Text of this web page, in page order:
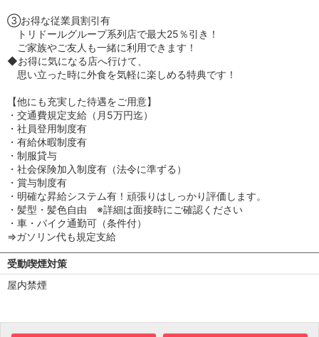
③お得な従業員割引有
トリドールグループ系列店で最大25％引き！
ご家族やご友人も一緒に利用できます！
◆お得に気になる店へ行けて、
思い立った時に外食を気軽に楽しめる特典です！
【他にも充実した待遇をご用意】
・交通費規定支給（月5万円迄）
・社員登用制度有
・有給休暇制度有
・制服貸与
・社会保険加入制度有（法令に準ずる）
・賞与制度有
・明確な昇給システム有！頑張りはしっかり評価します。
・髪型・髪色自由 ※詳細は面接時にご確認ください
・車・バイク通勤可（条件付）
⇒ガソリン代も規定支給
受動喫煙対策
屋内禁煙